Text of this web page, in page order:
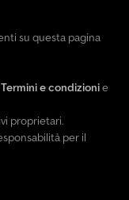
su questa pagina
Termini e condizionie
proprietari.
per il